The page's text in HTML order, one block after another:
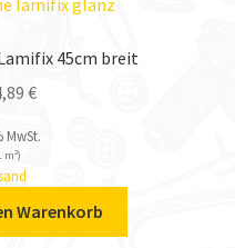
45cm breit
€
MwSt.
m²)
Warenkorb